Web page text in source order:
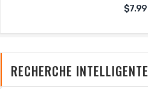
Note
sur
$7.99
RECHERCHE INTELLIGENTE